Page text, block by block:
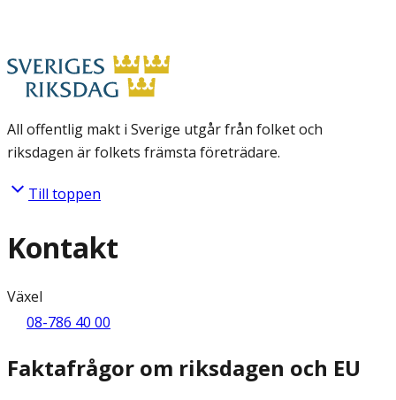
All offentlig makt i Sverige utgår från folket och
riksdagen är folkets främsta företrädare.
Till toppen
Kontakt
Växel
08-786 40 00
Faktafrågor om riksdagen och EU